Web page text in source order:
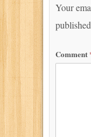
Your
Comment